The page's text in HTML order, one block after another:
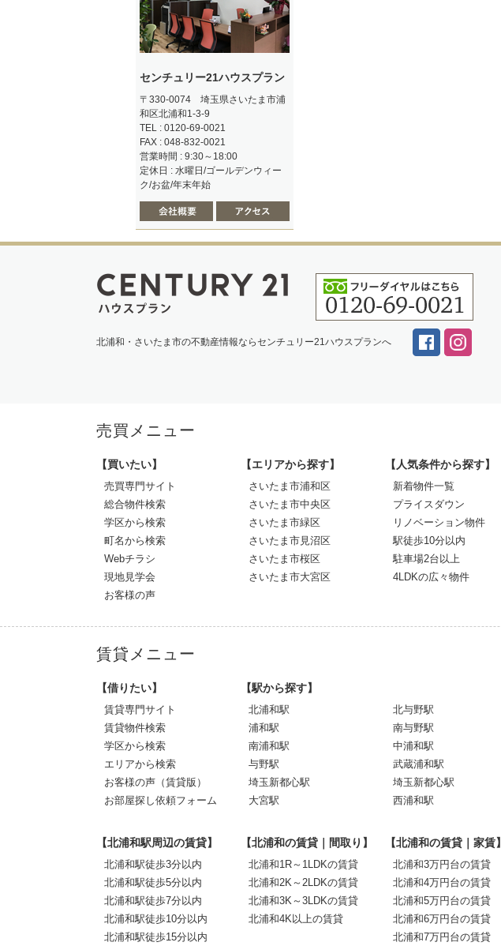
センチュリー21ハウスプラン
〒330-0074 埼玉県さいたま市浦
和区北浦和1-3-9
TEL : 0120-69-0021
FAX : 048-832-0021
営業時間 : 9:30～18:00
定休日 : 水曜日/ゴールデンウィー
ク/お盆/年末年始
北浦和・さいたま市の不動産情報ならセンチュリー21ハウスプランへ
売買メニュー
【買いたい】
売買専門サイト
総合物件検索
学区から検索
町名から検索
Webチラシ
現地見学会
お客様の声
【エリアから探す】
さいたま市浦和区
さいたま市中央区
さいたま市緑区
さいたま市見沼区
さいたま市桜区
さいたま市大宮区
【人気条件から探す】
新着物件一覧
プライスダウン
リノベーション物件
駅徒歩10分以内
駐車場2台以上
4LDKの広々物件
賃貸メニュー
【借りたい】
賃貸専門サイト
賃貸物件検索
学区から検索
エリアから検索
お客様の声（賃貸版）
お部屋探し依頼フォーム
【駅から探す】
北浦和駅
浦和駅
南浦和駅
与野駅
埼玉新都心駅
大宮駅
北与野駅
南与野駅
中浦和駅
武蔵浦和駅
埼玉新都心駅
西浦和駅
【北浦和駅周辺の賃貸】
北浦和駅徒歩3分以内
北浦和駅徒歩5分以内
北浦和駅徒歩7分以内
北浦和駅徒歩10分以内
北浦和駅徒歩15分以内
【北浦和の賃貸｜間取り】
北浦和1R～1LDKの賃貸
北浦和2K～2LDKの賃貸
北浦和3K～3LDKの賃貸
北浦和4K以上の賃貸
【北浦和の賃貸｜家賃】
北浦和3万円台の賃貸
北浦和4万円台の賃貸
北浦和5万円台の賃貸
北浦和6万円台の賃貸
北浦和7万円台の賃貸